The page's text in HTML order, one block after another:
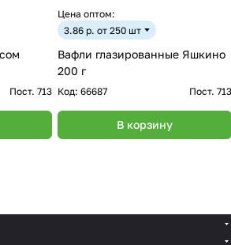
Пост. 713
Цена оптом:
3.86 р. от 250 шт
Вафли глазированные Яшкино
200 г
Код: 66687 Пост. 713
В корзину